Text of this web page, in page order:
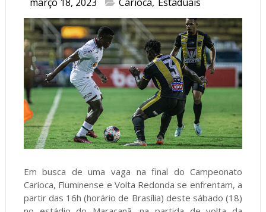
Em busca de uma vaga na final do Campeonato
Carioca, Fluminense e Volta Redonda se enfrentam, a
partir das 16h (horário de Brasília) deste sábado (18)